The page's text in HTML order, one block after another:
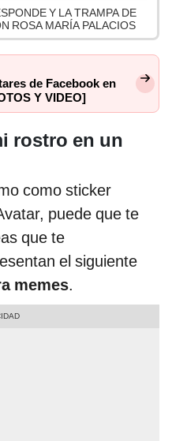
Y LA TRAMPA DE
ROSA MARÍA PALACIOS
de Facebook en
Y VIDEO]
rostro en un
como sticker
puede que te
que te
el siguiente
memes.